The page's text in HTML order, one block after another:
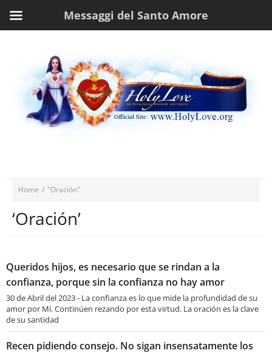
Home / "Oración"
‘Oración’
Queridos hijos, es necesario que se rindan a la
confianza, porque sin la confianza no hay amor
30 de Abril del 2023 - La confianza es lo que mide la profundidad de su
amor por Mí. Continúen rezando por esta virtud. La oración es la clave
de su santidad
Recen pidiendo consejo. No sigan insensatamente los
Messaggi del Santo Amore